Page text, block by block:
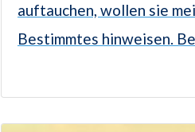
auftauchen, wollen sie
Bestimmtes hinweisen.